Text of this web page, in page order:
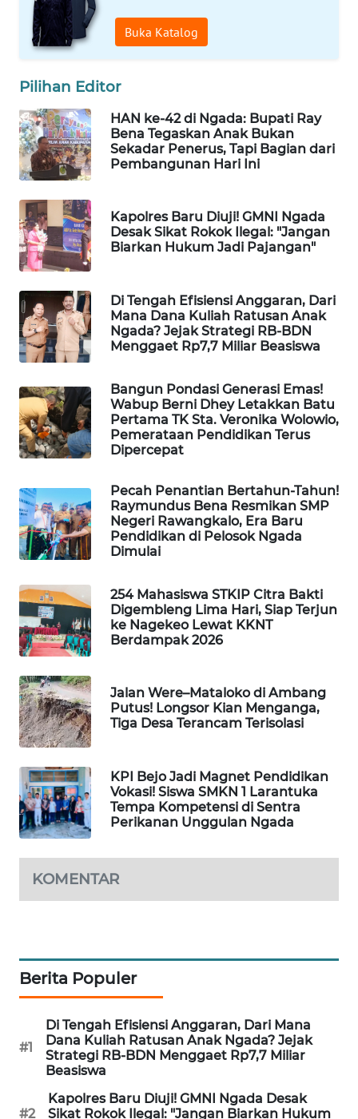
Buka Katalog
Pilihan Editor
HAN ke-42 di Ngada: Bupati Ray
Bena Tegaskan Anak Bukan
Sekadar Penerus, Tapi Bagian dari
Pembangunan Hari Ini
Kapolres Baru Diuji! GMNI Ngada
Desak Sikat Rokok Ilegal: "Jangan
Biarkan Hukum Jadi Pajangan"
Di Tengah Efisiensi Anggaran, Dari
Mana Dana Kuliah Ratusan Anak
Ngada? Jejak Strategi RB-BDN
Menggaet Rp7,7 Miliar Beasiswa
Bangun Pondasi Generasi Emas!
Wabup Berni Dhey Letakkan Batu
Pertama TK Sta. Veronika Wolowio,
Pemerataan Pendidikan Terus
Dipercepat
Pecah Penantian Bertahun-Tahun!
Raymundus Bena Resmikan SMP
Negeri Rawangkalo, Era Baru
Pendidikan di Pelosok Ngada
Dimulai
254 Mahasiswa STKIP Citra Bakti
Digembleng Lima Hari, Siap Terjun
ke Nagekeo Lewat KKNT
Berdampak 2026
Jalan Were–Mataloko di Ambang
Putus! Longsor Kian Menganga,
Tiga Desa Terancam Terisolasi
KPI Bejo Jadi Magnet Pendidikan
Vokasi! Siswa SMKN 1 Larantuka
Tempa Kompetensi di Sentra
Perikanan Unggulan Ngada
KOMENTAR
Berita Populer
#1
Di Tengah Efisiensi Anggaran, Dari Mana
Dana Kuliah Ratusan Anak Ngada? Jejak
Strategi RB-BDN Menggaet Rp7,7 Miliar
Beasiswa
#2
Kapolres Baru Diuji! GMNI Ngada Desak
Sikat Rokok Ilegal: "Jangan Biarkan Hukum
LPKKI
LKKI
PORTAL
KONSUMEN
FORWAMKI
ALPERKLINAS
FORJASIDA
TAMBANG
NEWS
SITUNGIR
NEWS
SIDIKALANG
SIBARAGAS
NEWS
SIANTAR
NEWS
METRO
MEDAN
NEWS
METRO
JAKARTA
KRT
NEWS
KARING
NEWS
HUMBANG
GARONGGANG
NEWS
FISUELRI
ID